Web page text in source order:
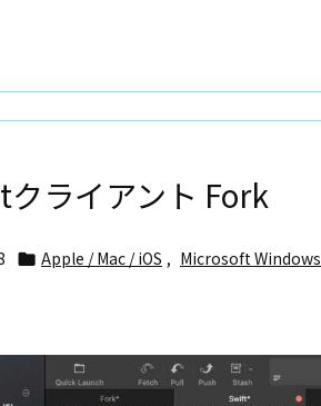
ライアント Fork
 Apple / Mac / iOS , Microsoft Windows